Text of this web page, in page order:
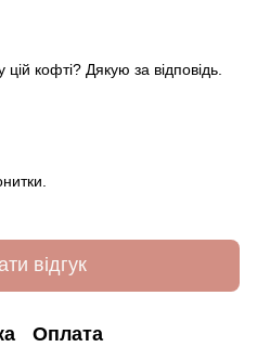
цій кофті? Дякую за відповідь.
відгук
Оплата